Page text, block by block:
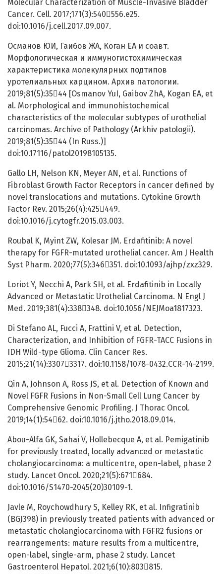
Molecular Characterization of Muscle-Invasive Bladder
Cancer. Cell. 2017;171(3):540556.e25.
doi:10.1016/j.cell.2017.09.007.
Османов ЮИ, Гаибов ЖА, Коган ЕА и соавт.
Морфологическая и иммуногистохимическая
характеристика молекулярных подтипов
уротелиальных карцином. Архив патологии.
2019;81(5):3544 [Osmanov YuI, Gaibov ZhA, Kogan EA, et
al. Morphological and immunohistochemical
characteristics of the molecular subtypes of urothelial
carcinomas. Archive of Pathology (Arkhiv patologii).
2019;81(5):3544 (In Russ.)]
doi:10.17116/patol20198105135.
Gallo LH, Nelson KN, Meyer AN, et al. Functions of
Fibroblast Growth Factor Receptors in cancer defined by
novel translocations and mutations. Cytokine Growth
Factor Rev. 2015;26(4):425449.
doi:10.1016/j.cytogfr.2015.03.003.
Roubal K, Myint ZW, Kolesar JM. Erdafitinib: A novel
therapy for FGFR-mutated urothelial cancer. Am J Health
Syst Pharm. 2020;77(5):346351. doi:10.1093/ajhp/zxz329.
Loriot Y, Necchi A, Park SH, et al. Erdafitinib in Locally
Advanced or Metastatic Urothelial Carcinoma. N Engl J
Med. 2019;381(4):338348. doi:10.1056/NEJMoa1817323.
Di Stefano AL, Fucci A, Frattini V, et al. Detection,
Characterization, and Inhibition of FGFR-TACC Fusions in
IDH Wild-type Glioma. Clin Cancer Res.
2015;21(14):33073317. doi:10.1158/1078-0432.CCR-14-2199.
Qin A, Johnson A, Ross JS, et al. Detection of Known and
Novel FGFR Fusions in Non-Small Cell Lung Cancer by
Comprehensive Genomic Profiling. J Thorac Oncol.
2019;14(1):5462. doi:10.1016/j.jtho.2018.09.014.
Abou-Alfa GK, Sahai V, Hollebecque A, et al. Pemigatinib
for previously treated, locally advanced or metastatic
cholangiocarcinoma: a multicentre, open-label, phase 2
study. Lancet Oncol. 2020;21(5):671684.
doi:10.1016/S1470-2045(20)30109-1.
Javle M, Roychowdhury S, Kelley RK, et al. Infigratinib
(BGJ398) in previously treated patients with advanced or
metastatic cholangiocarcinoma with FGFR2 fusions or
rearrangements: mature results from a multicentre,
open-label, single-arm, phase 2 study. Lancet
Gastroenterol Hepatol. 2021;6(10):803815.